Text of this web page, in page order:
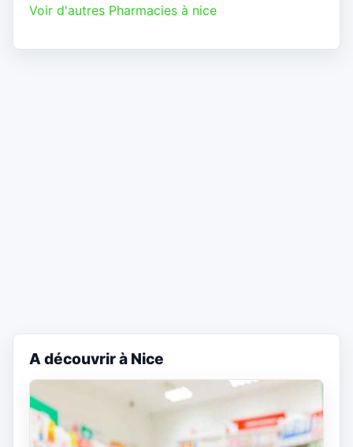
Voir d'autres Pharmacies à nice
A découvrir à Nice